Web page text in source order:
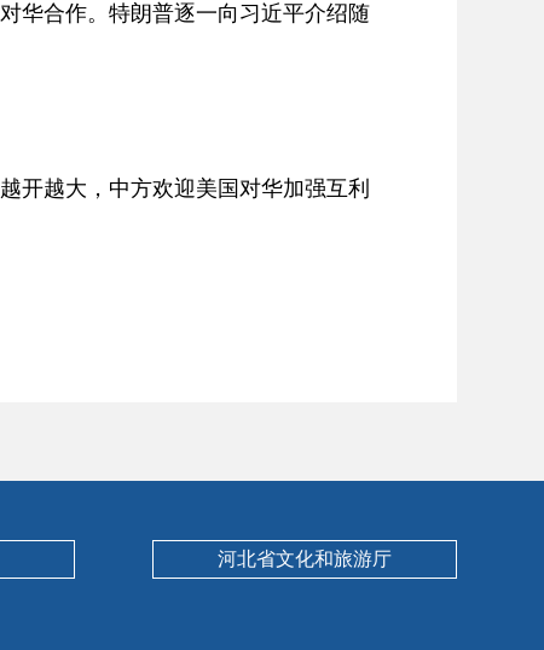
华合作。特朗普逐一向习近平介绍随
开越大，中方欢迎美国对华加强互利
河北省文化和旅游厅